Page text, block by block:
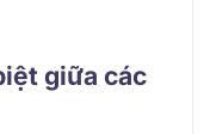
giữa các